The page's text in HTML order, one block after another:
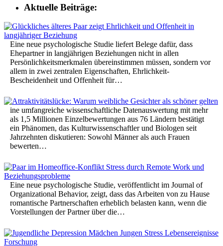
Aktuelle Beiträge:
Eine neue psychologische Studie liefert Belege dafür, dass
Ehepartner in langjährigen Beziehungen nicht in allen
Persönlichkeitsmerkmalen übereinstimmen müssen, sondern vor
allem in zwei zentralen Eigenschaften, Ehrlichkeit-
Bescheidenheit und Offenheit für…
ine umfangreiche wissenschaftliche Datenauswertung mit mehr
als 1,5 Millionen Einzelbewertungen aus 76 Ländern bestätigt
ein Phänomen, das Kulturwissenschaftler und Biologen seit
Jahrzehnten diskutieren: Sowohl Männer als auch Frauen
bewerten…
Eine neue psychologische Studie, veröffentlicht im Journal of
Organizational Behavior, zeigt, dass das Arbeiten von zu Hause
romantische Partnerschaften erheblich belasten kann, wenn die
Vorstellungen der Partner über die…